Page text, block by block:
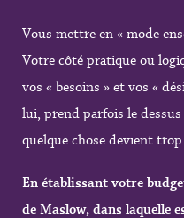
Vous mettre en « mode
Votre côté pratique ou
vos « besoins » et vos «
lui, prend parfois le
quelque chose devient
En établissant votre
de Maslow, dans laquelle